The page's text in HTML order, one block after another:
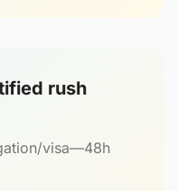
rush
visa—48h